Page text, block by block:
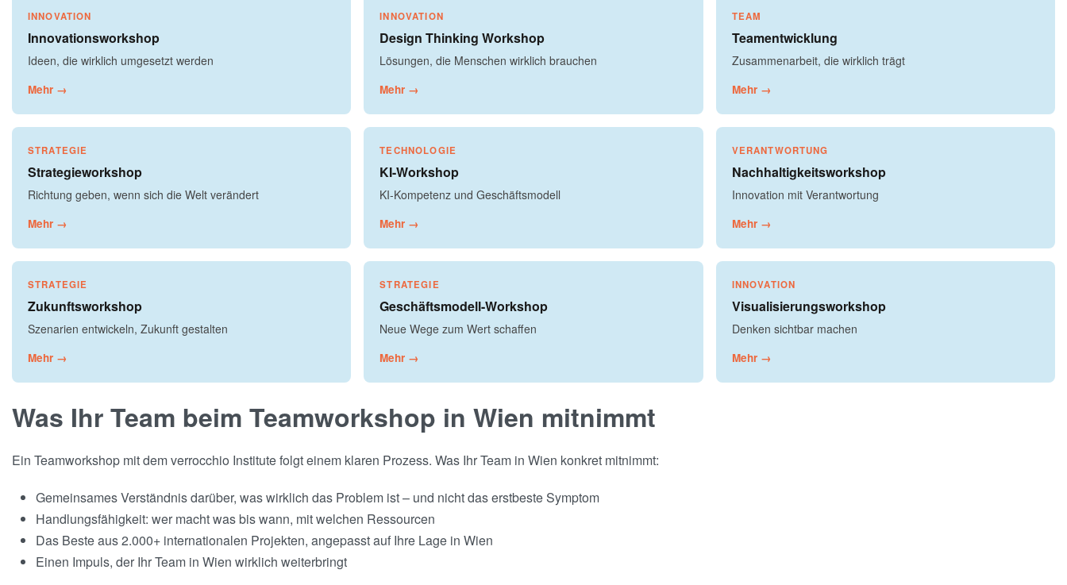
INNOVATION
Innovationsworkshop
Ideen, die wirklich umgesetzt werden
Mehr →
INNOVATION
Design Thinking Workshop
Lösungen, die Menschen wirklich brauchen
Mehr →
TEAM
Teamentwicklung
Zusammenarbeit, die wirklich trägt
Mehr →
STRATEGIE
Strategieworkshop
Richtung geben, wenn sich die Welt verändert
Mehr →
TECHNOLOGIE
KI-Workshop
KI-Kompetenz und Geschäftsmodell
Mehr →
VERANTWORTUNG
Nachhaltigkeitsworkshop
Innovation mit Verantwortung
Mehr →
STRATEGIE
Zukunftsworkshop
Szenarien entwickeln, Zukunft gestalten
Mehr →
STRATEGIE
Geschäftsmodell-Workshop
Neue Wege zum Wert schaffen
Mehr →
INNOVATION
Visualisierungsworkshop
Denken sichtbar machen
Mehr →
Was Ihr Team beim Teamworkshop in Wien mitnimmt
Ein Teamworkshop mit dem verrocchio Institute folgt einem klaren Prozess. Was Ihr Team in Wien konkret mitnimmt:
Gemeinsames Verständnis darüber, was wirklich das Problem ist – und nicht das erstbeste Symptom
Handlungsfähigkeit: wer macht was bis wann, mit welchen Ressourcen
Das Beste aus 2.000+ internationalen Projekten, angepasst auf Ihre Lage in Wien
Einen Impuls, der Ihr Team in Wien wirklich weiterbringt